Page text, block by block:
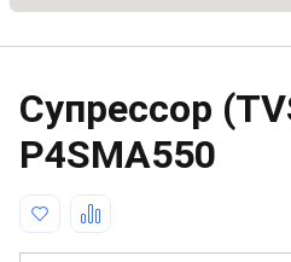
Супрессор
P4SMA550